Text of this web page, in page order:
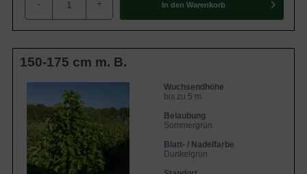
- + In den Warenkorb
150-175 cm m. B.
Wuchsendhöhe
bis zu 5 m
Belaubung
Sommergrün
Blatt- / Nadelfarbe
Dunkelgrün